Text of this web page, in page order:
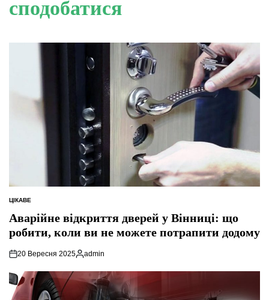
сподобатися
ОПУБЛІКУВАТИ
ЦІКАВЕ
Аварійне відкриття дверей у Вінниці: що
робити, коли ви не можете потрапити додому
20 Вересня 2025
Опубліковано
admin